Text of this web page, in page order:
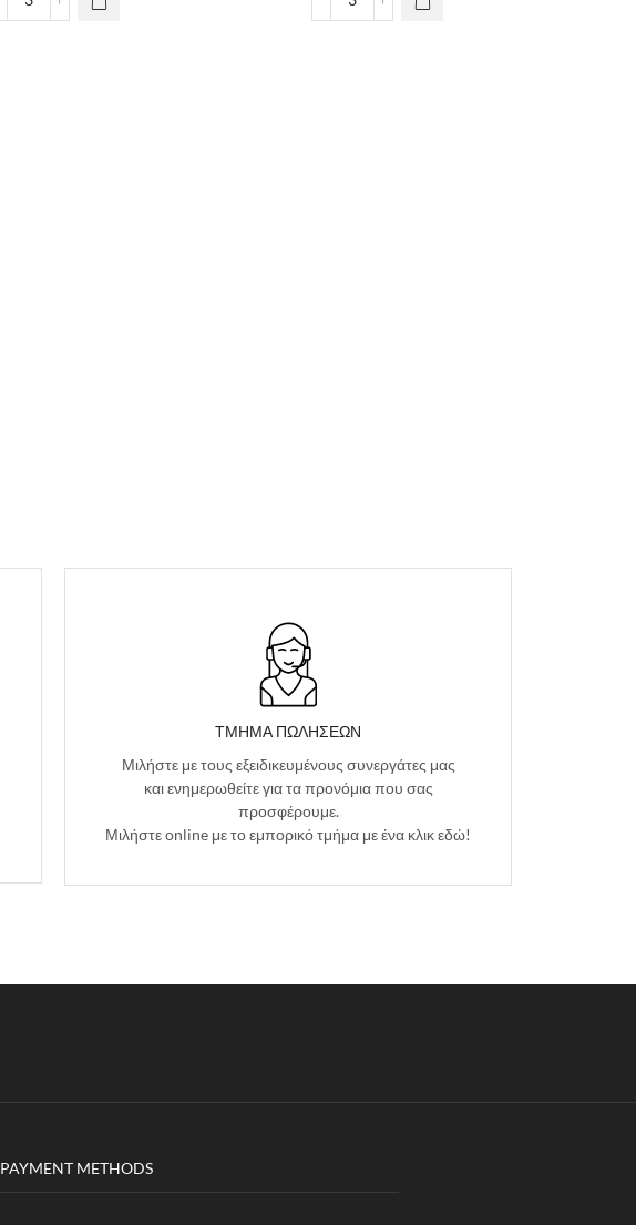
ΤΜΗΜΑ ΠΩΛΗΣΕΩΝ
Μιλήστε με τους εξειδικευμένους συνεργάτες μας
και ενημερωθείτε για τα προνόμια που σας
προσφέρουμε.
Μιλήστε online με το εμπορικό τμήμα με ένα κλικ εδώ!
PAYMENT METHODS